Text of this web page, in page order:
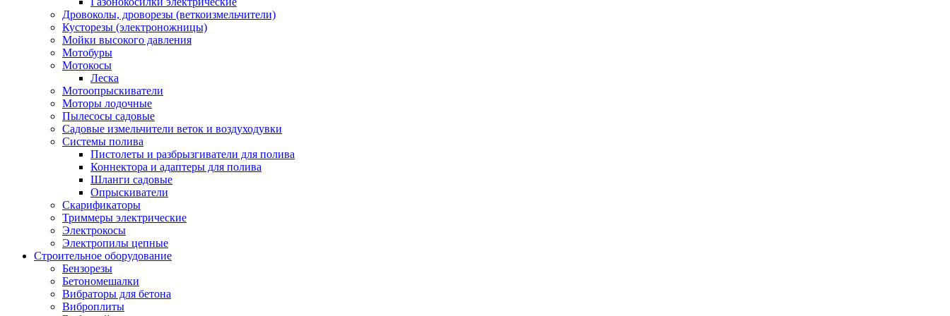
Дровоколы, дроворезы (веткоизмельчители)
Кусторезы (электроножницы)
Мойки высокого давления
Мотобуры
Мотокосы
Леска
Мотоопрыскиватели
Моторы лодочные
Пылесосы садовые
Садовые измельчители веток и воздуходувки
Системы полива
Пистолеты и разбрызгиватели для полива
Коннектора и адаптеры для полива
Шланги садовые
Опрыскиватели
Скарификаторы
Триммеры электрические
Электрокосы
Электропилы цепные
Строительное оборудование
Бензорезы
Бетономешалки
Вибраторы для бетона
Виброплиты